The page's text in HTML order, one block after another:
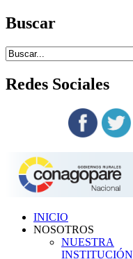
Buscar
Redes Sociales
INICIO
NOSOTROS
NUESTRA
INSTITUCIÓN